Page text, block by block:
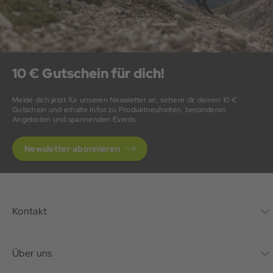
10 € Gutschein für dich!
Melde dich jetzt für unseren Newsletter an, sichere dir deinen 10 €
Gutschein und erhalte Infos zu Produktneuheiten, besonderen
Angeboten und spannenden Events.
Newsletter abonnieren
Kontakt
Über uns